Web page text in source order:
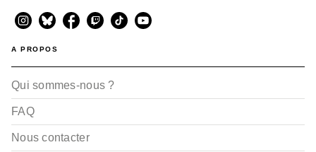
A PROPOS
Qui sommes-nous ?
FAQ
Nous contacter